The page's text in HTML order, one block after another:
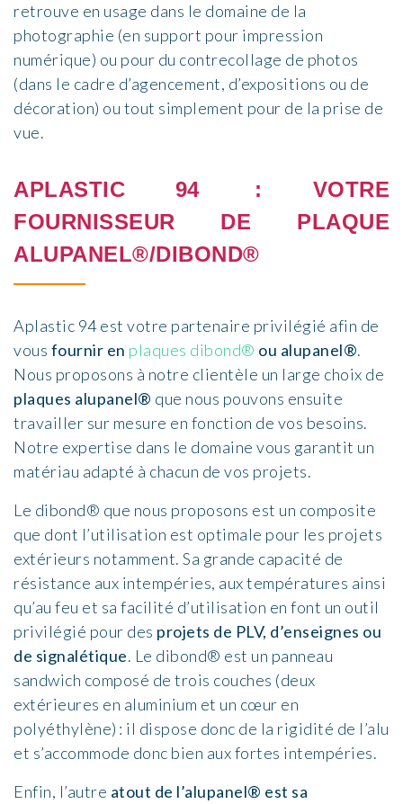
retrouve en usage dans le domaine de la
photographie (en support pour impression
numérique) ou pour du contrecollage de photos
(dans le cadre d’agencement, d’expositions ou de
décoration) ou tout simplement pour de la prise de
vue.
APLASTIC 94 : VOTRE
FOURNISSEUR DE PLAQUE
ALUPANEL®/DIBOND®
Aplastic 94 est votre partenaire privilégié afin de
vous fournir en plaques dibond® ou alupanel®.
Nous proposons à notre clientèle un large choix de
plaques alupanel® que nous pouvons ensuite
travailler sur mesure en fonction de vos besoins.
Notre expertise dans le domaine vous garantit un
matériau adapté à chacun de vos projets.
Le dibond® que nous proposons est un composite
que dont l’utilisation est optimale pour les projets
extérieurs notamment. Sa grande capacité de
résistance aux intempéries, aux températures ainsi
qu’au feu et sa facilité d’utilisation en font un outil
privilégié pour des projets de PLV, d’enseignes ou
de signalétique. Le dibond® est un panneau
sandwich composé de trois couches (deux
extérieures en aluminium et un cœur en
polyéthylène) : il dispose donc de la rigidité de l’alu
et s’accommode donc bien aux fortes intempéries.
Enfin, l’autre atout de l’alupanel® est sa